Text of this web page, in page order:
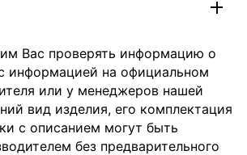
Вас проверять информацию о
информацией на официальном
или у менеджеров нашей
вид изделия, его комплектация
с описанием могут быть
без предварительного